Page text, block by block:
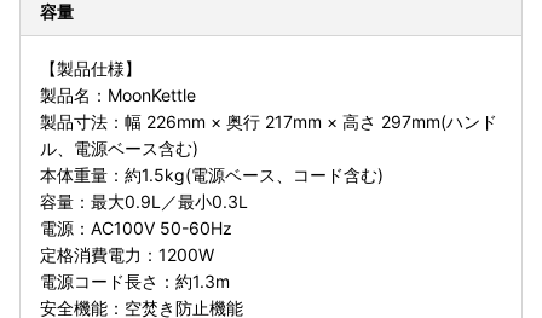
容量
【製品仕様】
製品名：MoonKettle
製品寸法：幅 226mm × 奥行 217mm × 高さ 297mm(ハンド
ル、電源ベース含む)
本体重量：約1.5kg(電源ベース、コード含む)
容量：最大0.9L／最小0.3L
電源：AC100V 50-60Hz
定格消費電力：1200W
電源コード長さ：約1.3m
安全機能：空焚き防止機能